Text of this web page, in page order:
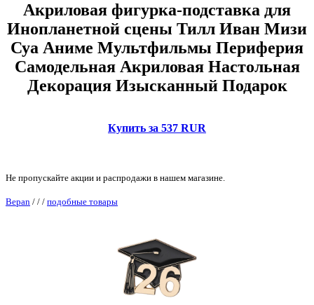
Акриловая фигурка-подставка для
Инопланетной сцены Тилл Иван Мизи
Суа Аниме Мультфильмы Периферия
Самодельная Акриловая Настольная
Декорация Изысканный Подарок
Купить за 537 RUR
Не пропускайте акции и распродажи в нашем магазине.
Bepan / / / подобные товары